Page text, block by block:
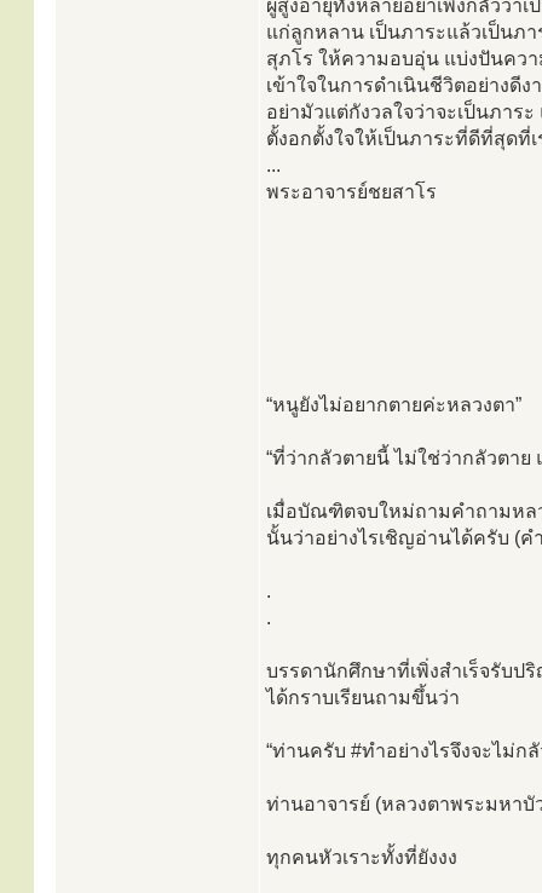
ผู้สูงอายุทั้งหลายอย่าเพิ่งกลัวว่าเ
แก่ลูกหลาน เป็นภาระแล้วเป็นภ
สุภโร ให้ความอบอุ่น แบ่งปันคว
เข้าใจในการดำเนินชีวิตอย่างดีง
อย่ามัวแต่กังวลใจว่าจะเป็นภาระ
ตั้งอกตั้งใจให้เป็นภาระที่ดีที่สุดที่เ
...
พระอาจารย์ชยสาโร
“หนูยังไม่อยากตายค่ะหลวงตา”
“ที่ว่ากลัวตายนี้ ไม่ใช่ว่ากลัวตาย
เมื่อบัณฑิตจบใหม่ถามคำถามหล
นั้นว่าอย่างไรเชิญอ่านได้ครับ (
.
.
บรรดานักศึกษาที่เพิ่งสำเร็จรับป
ได้กราบเรียนถามขึ้นว่า
“ท่านครับ #ทำอย่างไรจึงจะไม่กลั
ท่านอาจารย์ (หลวงตาพระมหาบั
ทุกคนหัวเราะทั้งที่ยังงง